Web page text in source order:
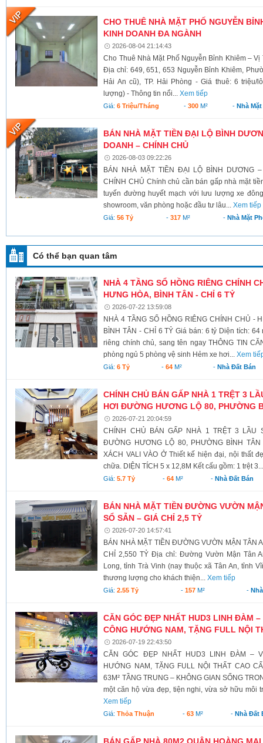
CHO THUÊ NHÀ MẶT PHỐ NGUYỄN
KINH DOANH ĐA NGÀNH
2026-08-04 21:14:43
Cho Thuê Nhà Mặt Phố Nguyễn Bỉnh Khiêm –
Địa chỉ: 649, 651, 653 Nguyễn Bỉnh Khiêm,
Hải An cũ), TP. Hải Phòng - Giá thuê: 6 triệu/
lượng) - Thông tin nổi...Xem tiếp
Giá:6 Triệu/tháng -300 M² - Nhà
BÁN NHÀ MẶT TIỀN ĐẠI LỘ BÌNH
DOANH – CHÍNH CHỦ
2026-08-03 09:22:26
BÁN NHÀ MẶT TIỀN ĐẠI LỘ BÌNH DƯƠNG
CHÍNH CHỦ Chính chủ cần bán gấp nhà mặt
tuyến đường huyết mạch với lưu lượng xe
showroom, văn phòng hoặc đầu tư lâu...Xem tiếp
Giá:56 Tỷ -317 M² - Nhà Mặt
Có thể bạn quan tâm
NHÀ 4 TẦNG SỔ HỒNG RIÊNG CHÍNH
HƯNG HÒA, BÌNH TÂN - CHỈ 6 TỶ
2026-07-22 13:59:08
NHÀ 4 TẦNG SỔ HỒNG RIÊNG CHÍNH CHỦ -
BÌNH TÂN - CHỈ 6 TỶ Giá bán: 6 tỷ Diện tích:
riêng chính chủ, sang tên ngay THÔNG TIN
phòng ngủ 5 phòng vệ sinh Hẻm xe hơi...Xem
Giá:6 Tỷ - 64M² -Nhà Đất Bán
CHÍNH CHỦ BÁN GẤP NHÀ 1 TRỆT 3
HƠI ĐƯỜNG HƯƠNG LỘ 80, PHƯỜNG
2026-07-21 20:04:59
CHÍNH CHỦ BÁN GẤP NHÀ 1 TRỆT 3 LẦU
ĐƯỜNG HƯƠNG LỘ 80, PHƯỜNG BÌNH
XÁCH VALI VÀO Ở Thiết kế hiện đại, nội thất
chữa. DIỆN TÍCH 5 x 12,8M Kết cấu gồm: 1 trệt
Giá:5.7 Tỷ -64 M² - Nhà Đất Bán
BÁN NHÀ MẶT TIỀN ĐƯỜNG VƯỜN
SỔ SẴN – GIÁ CHỈ 2,5 TỶ
2026-07-20 14:57:41
BÁN NHÀ MẶT TIỀN ĐƯỜNG VƯỜN MẬN TÂN
CHỈ 2,550 TỶ Địa chỉ: Đường Vườn Mận Tân
Long, tỉnh Trà Vinh (nay thuộc xã Tân An, tỉnh
thương lượng cho khách thiện...Xem tiếp
Giá:2.55 Tỷ - 157M² -
CĂN GÓC ĐẸP NHẤT HUD3 LINH ĐÀM –
CÔNG HƯỚNG NAM, TẶNG FULL NỘI
2026-07-19 22:43:50
CĂN GÓC ĐẸP NHẤT HUD3 LINH ĐÀM –
HƯỚNG NAM, TẶNG FULL NỘI THẤT CAO
63M² TẦNG TRUNG – KHÔNG GIAN SỐNG
một căn hộ vừa đẹp, tiện nghi, vừa sở hữu môi
Xem tiếp
Giá:Thỏa Thuận - 63M² -Nhà Đất
BÁN GẤP NHÀ 80M2 QUẬN HOÀNG